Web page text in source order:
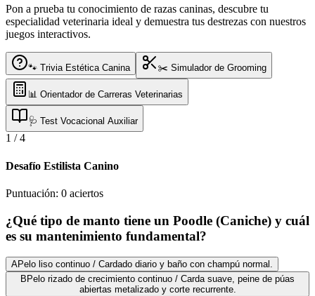
Pon a prueba tu conocimiento de razas caninas, descubre tu
especialidad veterinaria ideal y demuestra tus destrezas con nuestros
juegos interactivos.
🐾 Trivia Estética Canina ✂️ Simulador de Grooming
📊 Orientador de Carreras Veterinarias
🩺 Test Vocacional Auxiliar
1 /4
Desafío Estilista Canino
Puntuación: 0 aciertos
¿Qué tipo de manto tiene un Poodle (Caniche) y cuál
es su mantenimiento fundamental?
APelo liso continuo / Cardado diario y baño con champú normal.
B Pelo rizado de crecimiento continuo / Carda suave, peine de púas
abiertas metalizado y corte recurrente.